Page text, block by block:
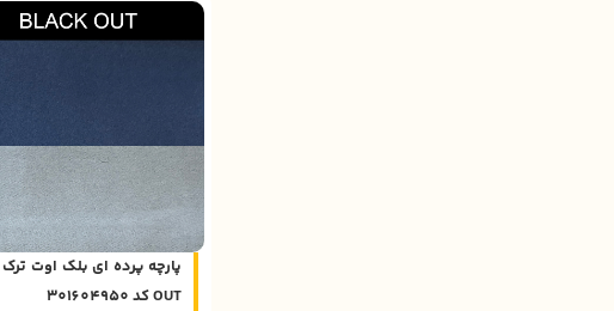
OUT کد 301604950